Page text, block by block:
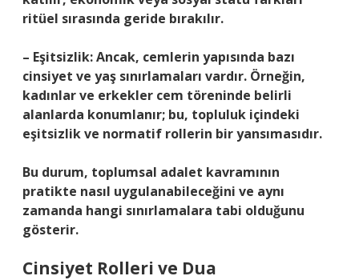
ritüel sırasında geride bırakılır.
– Eşitsizlik: Ancak, cemlerin yapısında bazı
cinsiyet ve yaş sınırlamaları vardır. Örneğin,
kadınlar ve erkekler cem töreninde belirli
alanlarda konumlanır; bu, topluluk içindeki
eşitsizlik ve normatif rollerin bir yansımasıdır.
Bu durum, toplumsal adalet kavramının
pratikte nasıl uygulanabileceğini ve aynı
zamanda hangi sınırlamalara tabi olduğunu
gösterir.
Cinsiyet Rolleri ve Dua